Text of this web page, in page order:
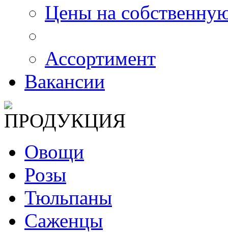
Цены на
Ассортимент
Вакансии
ПРОДУКЦИЯ
Овощи
Розы
Тюльпаны
Саженцы